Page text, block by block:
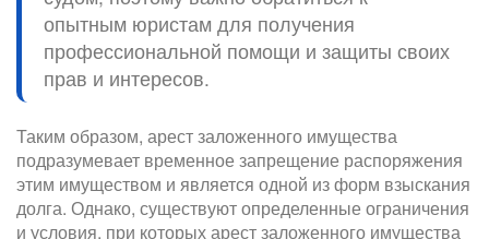
опытным юристам для получения
профессиональной помощи и защиты своих
прав и интересов.
Таким образом, арест заложенного имущества
подразумевает временное запрещение распоряжения
этим имуществом и является одной из форм взыскания
долга. Однако, существуют определенные ограничения
и условия, при которых арест заложенного имущества